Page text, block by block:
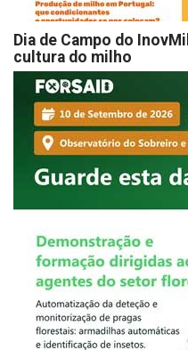
Dia de Campo do
cultura do milho